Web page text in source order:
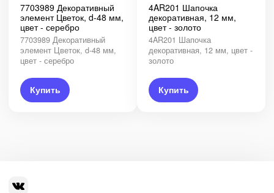
7703989 Декоративный
элемент Цветок, d-48 мм,
цвет - серебро
7703989 Декоративный
элемент Цветок, d-48 мм,
цвет - серебро
Купить
4AR201 Шапочка
декоративная, 12 мм,
цвет - золото
4AR201 Шапочка
декоративная, 12 мм, цвет -
золото
Купить